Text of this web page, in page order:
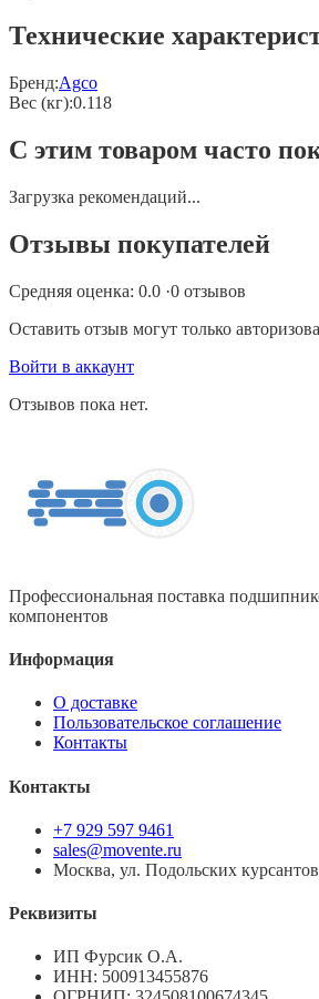
Технические
Бренд:Agco
Вес (кг):0.118
С этим товаром часто
Загрузка рекомендаций...
Отзывы покупателей
Средняя оценка: 0.0 ·0 отзывов
Оставить отзыв могут только
Войти в аккаунт
Отзывов пока нет.
Профессиональная поставка
компонентов
Информация
О доставке
Пользовательское соглашение
Контакты
Контакты
+7 929 597 9461
sales@movente.ru
Москва, ул. Подольских
Реквизиты
ИП Фурсик О.А.
ИНН: 500913455876